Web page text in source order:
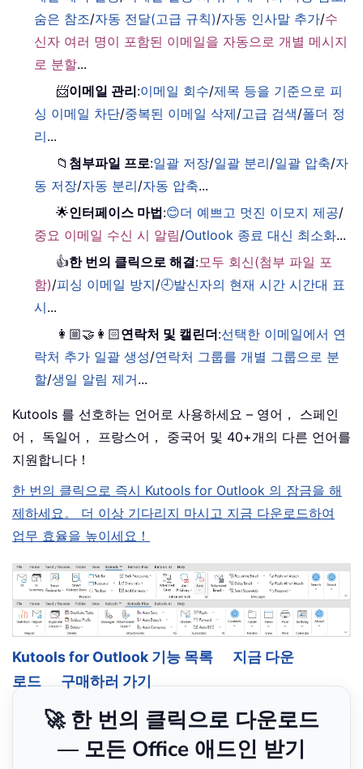
숨은 참조/자동 전달(고급 규칙)/자동 인사말 추가/수
신자 여러 명이 포함된 이메일을 자동으로 개별 메시지
로 분할...
📨이메일 관리:이메일 회수/제목 등을 기준으로 피
싱 이메일 차단/중복된 이메일 삭제/고급 검색/폴더 정
리...
📁 첨부파일 프로:일괄 저장/일괄 분리/일괄 압축/자
동 저장/자동 분리/자동 압축...
🌟인터페이스 마법:😊더 예쁘고 멋진 이모지 제공/
중요 이메일 수신 시 알림/Outlook 종료 대신 최소화...
👍한 번의 클릭으로 해결:모두 회신(첨부 파일 포
함)/피싱 이메일 방지/🕘발신자의 현재 시간 시간대 표
시...
👩🏼‍🤝‍👩🏻연락처 및 캘린더:선택한 이메일에서 연
락처 추가 일괄 생성/연락처 그룹를 개별 그룹으로 분
할/생일 알림 제거...
Kutools 를 선호하는 언어로 사용하세요 – 영어， 스페인
어， 독일어， 프랑스어， 중국어 및 40+개의 다른 언어를
지원합니다！
한 번의 클릭으로 즉시 Kutools for Outlook 의 잠금을 해
제하세요。 더 이상 기다리지 마시고 지금 다운로드하여
업무 효율을 높이세요！
Kutools for Outlook 기능 목록
지금 다운
로드
구매하러 가기
🚀 한 번의 클릭으로 다운로드
— 모든 Office 애드인 받기